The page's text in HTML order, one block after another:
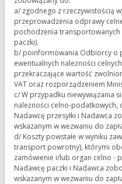
a/ zgodnego z rzeczywistością
przeprowadzenia odprawy
pochodzenia transportowanych
paczki).
b/ poinformowania Odbiorcy o
ewentualnych należności
przekraczające wartość
VAT oraz rozporządzeniem
c/ W przypadku niewywiązania
należności celno-podatkowych,
Nadawcę przesyłki i Nadawca
wskazanym w wezwaniu do
d/ Koszty powstałe w wyniku
transport powrotny), którymi
zamówienie i/lub organ celno -
Nadawcę paczki i Nadawca
wskazanym w wezwaniu do